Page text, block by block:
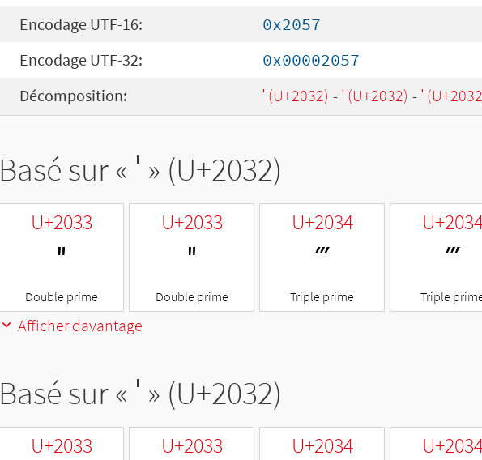
Encodage UTF-16:
0x2057
Encodage UTF-32:
0x00002057
Décomposition:
′ (U+2032) - ′ (U+2032) - ′
Basé sur « ′ » (U+2032)
U+2033
″
Double prime
U+2033
″
Double prime
U+2034
‴
Triple prime
‴
Triple
Afficher davantage
Basé sur « ′ » (U+2032)
U+2033 U+2033 U+2034